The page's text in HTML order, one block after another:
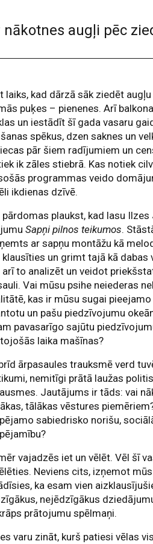
augļi pēc
laiks, kad dārzā sāk ziedēt
puķes – pienenes. Arī
un iestādīt šī gada vasaru
spēkus, dzen saknes un
pār šiem radījumiem un
ik zāles stiebrā. Kas notiek
programmas veido
ikdienas dzīvē.
pārdomas plaukst, kad lasu
Sapņi pilnos teikumos.
ar sapņu montāžu kā
klausīties un grimt tajā kā dabas
arī to analizēt un veidot
Vai mūsu psihe neiederas
kas ir mūsu sugai
un pašu piedzīvojumu
pavasarīgo sajūtu
laika mašīnas?
ārpasaules trauksmē verd
nemitīgi prātā laužas
Jautājums ir tāds: vai
tālākas vēstures
sabiedrisko norišu,
vajadzēs iet un vēlēt. Vēl šī
Neviens cits, izņemot
ka esam vien
nejēdzīgākus
prātojumu spēlmaņi.
varu zināt, kurš patiesi vēlas